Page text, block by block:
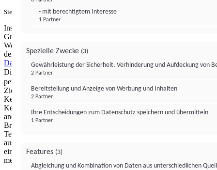
Sie haben ein PUR-Abo?Hier anmelden.
Institutional Money mit Werbung: Wir nutzen aus wirtschaftlichen
Gründen die Möglichkeit, unsere Webseite Dritten als digitalen
Werbeplatz zur Verfügung zu stellen. Über Verarbeitungen, die in
der Verantwortung von uns liegen, können Sie sich in unserer
Datenschutzerklärungnäher informieren.Zur Bereitstellung unserer
Dienste nutzen wir Technologien von
personalisierte Werbung, Messung von Werbeleistung und
Zielgruppenforschung. Cookies, Endgeräte- oder ähnliche Online-
Kennungen (z. B. login-basierte Kennungen, zufällig generierte
Kennungen, netzwerkbasierte Kennungen) können zusammen mit
anderen Informationen (z. B. Browsertyp und
Browserinformationen, Sprache, Bildschirmgröße, unterstützte
Technologien usw.) auf Ihrem Endgerät gespeichert oder von dort
ausgelesen werden, um es jedes Mal wiederzuerkennen, wenn es
eine App oder einer Webseite aufruft. Dies geschieht für einen oder
mehrere der hier aufgeführten Verarbeitungszwecke.
- mit berechtigtem Interesse
1 Partner
Spezielle Zwecke (3)
Gewährleistung der Sicherheit, Verhinderung und Aufdeckung von
2 Partner
Bereitstellung und Anzeige von Werbung und Inhalten
2 Partner
Ihre Entscheidungen zum Datenschutz speichern und übermitteln
1 Partner
Features (3)
Abgleichung und Kombination von Daten aus unterschiedlichen